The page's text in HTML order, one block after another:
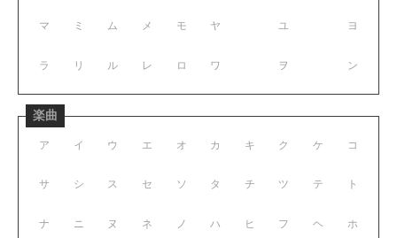
マ ミ ム メ モ
ラ リ ル レ ロ
ヤ ユ ヨ
ワ ヲ ン
楽曲
ア イ ウ エ オ
サ シ ス セ ソ
ナ ニ ヌ ネ ノ
カ キ ク ケ コ
タ チ ツ テ ト
ハ ヒ フ ヘ ホ